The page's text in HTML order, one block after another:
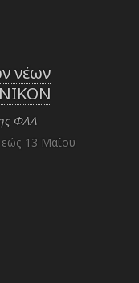
νέων
ΦΛΛ
εώς 13 Μαΐου